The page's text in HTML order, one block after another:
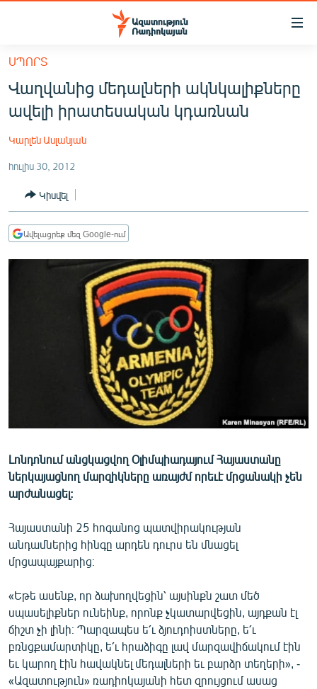
Մատչելիության
հիմնական
բովանդակությանը
Անցնել
հիմնական
մենյուին
ՀԱՅԱՍՏԱՆ
ՔԱՂԱՔԱԿԱՆ
ԸՆՏՐՈՒԹՅՈՒՆՆԵՐ 2026
ԻՐԱՎՈՒՆՔ
ՀԱՍԱՐԱԿՈՒԹՅՈՒՆ
ՏՆՏԵՍՈՒԹՅՈՒՆ
ՊԱՏԵՐԱԶՄԻ 6 ՇԱԲԱԹՆԵՐԸ
ՏԱՐԱԾԱՇՐՋԱՆ
ՄԻՋԱԶԳԱՅԻՆ
ՄԵԿՆԱԲԱՆՈՒԹՅՈՒՆ
ՏՏ ԵՒ ԻՆՏԵՐՆԵՏ
ԿՈՐՈՆԱՎԻՐՈՒՍ
ԱՐԽԻՎ
ԲԱՆԱՎԵՃ
ՁԳՏԵԼՈՎ ԼԱՎԱԳՈՒՅՆԻՆ
Հայերեն
English
Русский
ՍՊՈՐՏ
Վաղվանից մեդալների ակնկալիքները
ավելի իրատեսական կդառնան
Կարլեն Ասլանյան
հուլիս 30, 2012
Կիսվել
Ավելացրեք մեզ Google-ում
Լոնդոնում անցկացվող Օլիմպիադայում Հայաստանը
ներկայացնող մարզիկները առայժմ որեւէ մրցանակի չեն
արժանացել:
Հայաստանի 25 հոգանոց պատվիրակության
անդամներից հինգը արդեն դուրս են մնացել
մրցապայքարից։
«Եթե ասենք, որ ձախողվեցին՝ այսինքն շատ մեծ
սպասելիքներ ունեինք, որոնք չկատարվեցին, այդքան էլ
ճիշտ չի լինի։ Պարզապես ե՛ւ ձյուդոիստները, ե՛ւ
բռնցքամարտիկը, ե՛ւ հրաձիգը լավ մարզավիճակում էին
եւ կարող էին հավակնել մեդալների եւ բարձր տեղերի», -
«Ազատություն» ռադիոկայանի հետ զրույցում ասաց